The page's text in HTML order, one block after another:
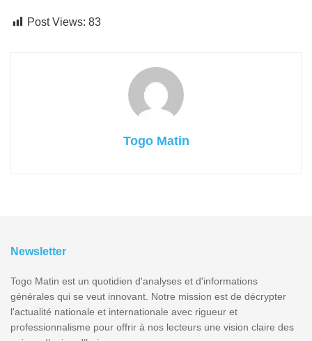
Post Views: 83
Togo Matin
Newsletter
Togo Matin est un quotidien d'analyses et d'informations
générales qui se veut innovant. Notre mission est de décrypter
l'actualité nationale et internationale avec rigueur et
professionnalisme pour offrir à nos lecteurs une vision claire des